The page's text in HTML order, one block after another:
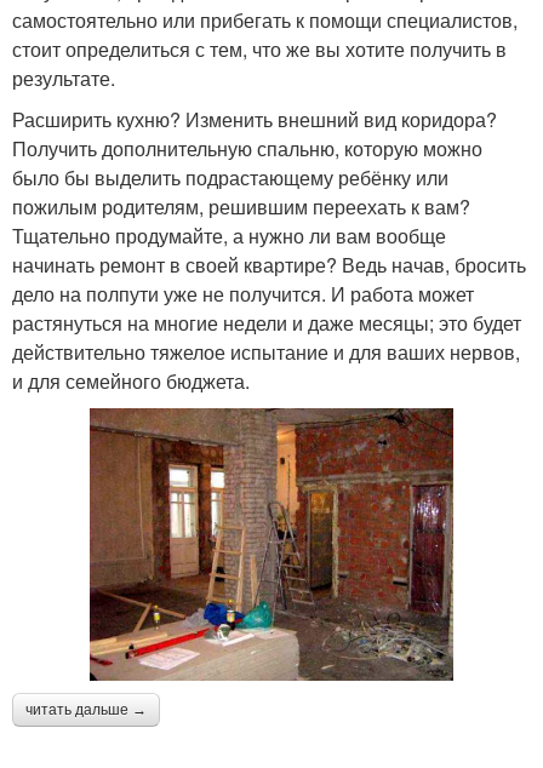
самостоятельно или прибегать к помощи специалистов,
стоит определиться с тем, что же вы хотите получить в
результате.
Расширить кухню? Изменить внешний вид коридора?
Получить дополнительную спальню, которую можно
было бы выделить подрастающему ребёнку или
пожилым родителям, решившим переехать к вам?
Тщательно продумайте, а нужно ли вам вообще
начинать ремонт в своей квартире? Ведь начав, бросить
дело на полпути уже не получится. И работа может
растянуться на многие недели и даже месяцы; это будет
действительно тяжелое испытание и для ваших нервов,
и для семейного бюджета.
читать дальше →